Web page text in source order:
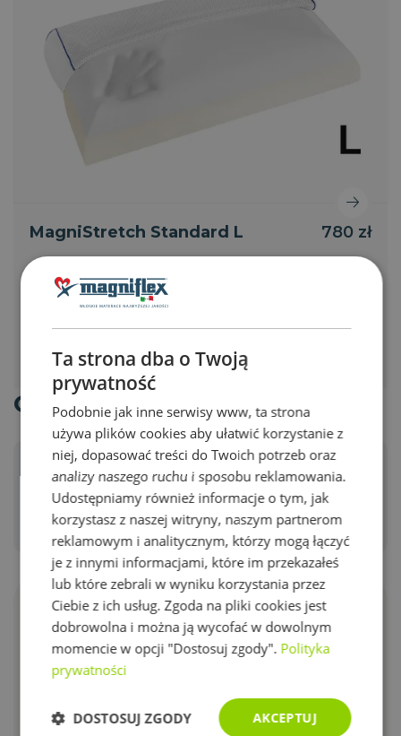
MagniStretch Standard L 780 zł
72x42x15 cm
Poduszka MagniStretch podczas snu delikatnie
wspomagając prawidłowe krążenie krwi i łagodząc
napięcie mięśni. Wykonana w technologii Stretch
użytej w materacach MagniStretch.
Gdzie kupić dobry materac
Pokaž:
Showroom
Premium Partner
Sklep Certyfikowany
Sklep
21
7
9
11
2
2
Ta strona dba o Twoją
prywatność
Podobnie jak inne serwisy www, ta strona
używa plików cookies aby ułatwić korzystanie z
niej, dopasować treści do Twoich potrzeb oraz
analizy naszego ruchu i sposobu reklamowania.
Udostępniamy również informacje o tym, jak
korzystasz z naszej witryny, naszym partnerom
reklamowym i analitycznym, którzy mogą łączyć
je z innymi informacjami, które im przekazałeś
lub które zebrali w wyniku korzystania przez
Ciebie z ich usług. Zgoda na pliki cookies jest
dobrowolna i można ją wycofać w dowolnym
momencie w opcji "Dostosuj zgody". Polityka
prywatności
AKCEPTUJ
DOSTOSUJ ZGODY